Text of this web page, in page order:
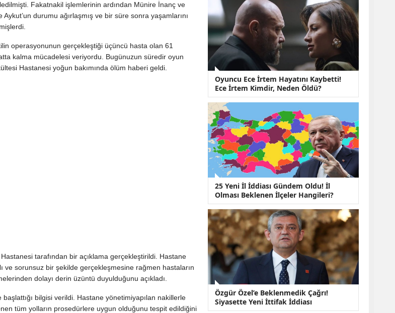
Fakatnakil işlemlerinin ardından Münire İnanç ve
Aykut’un durumu ağırlaşmış ve bir süre sonra yaşamlarını
operasyonunun gerçekleştiği üçüncü hasta olan 61
kalma mücadelesi veriyordu. Bugünuzun süredir oyun
Hastanesi yoğun bakımında ölüm haberi geldi.
tarafından bir açıklama gerçekleştirildi. Hastane
ve sorunsuz bir şekilde gerçekleşmesine rağmen hastaların
dolayı derin üzüntü duyulduğunu açıkladı.
bilgisi verildi. Hastane yönetimiyapılan nakillerle
tüm yolların prosedürlere uygun olduğunu tespit edildiğini
KOSGEB’den
KOBİ’lere Dev
Finansman Hamlesi:
36 Ay Vadeli 30
Milyon TL Destek
Emekli Maaşlarında
Temmuz Hesabı:
Zam Oranı ve Taban
Aylık İçin Yeni
Senaryolar
Oyuncu Ece İrtem Hayatını Kaybetti!
Ece İrtem Kimdir, Neden Öldü?
25 Yeni İl İddiası Gündem Oldu! İl
Olması Beklenen İlçeler Hangileri?
Özgür Özel’e Beklenmedik Çağrı!
Siyasette Yeni İttifak İddiası